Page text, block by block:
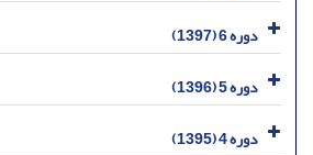
دوره 6 (1397)
دوره 5 (1396)
دوره 4 (1395)